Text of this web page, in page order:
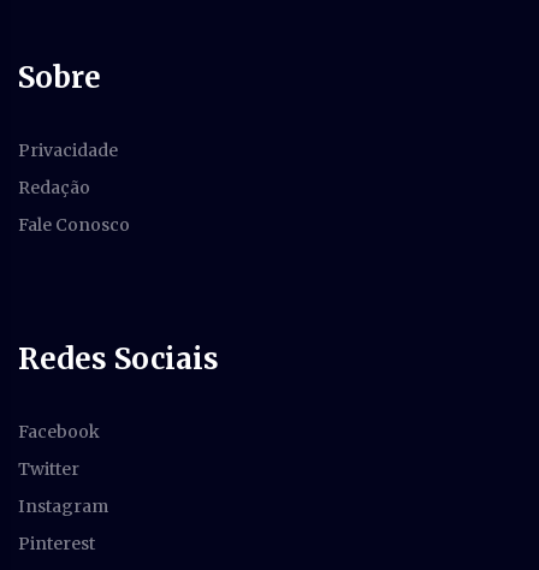
Sobre
Privacidade
Redação
Fale Conosco
Redes Sociais
Facebook
Twitter
Instagram
Pinterest